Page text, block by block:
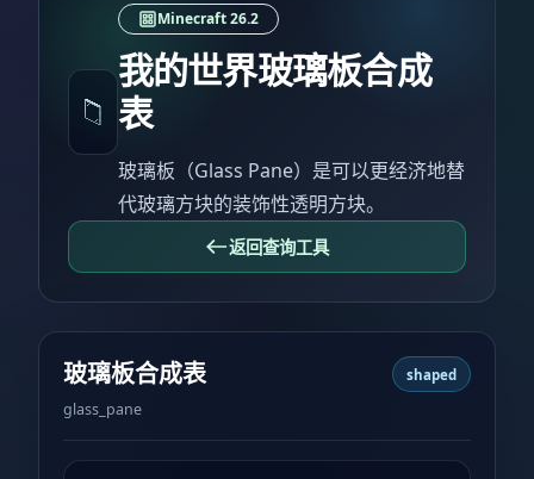
Minecraft 26.2
我的世界玻璃板合成
表
玻璃板（Glass Pane）是可以更经济地替
代玻璃方块的装饰性透明方块。
返回查询工具
玻璃板合成表
glass_pane
shaped